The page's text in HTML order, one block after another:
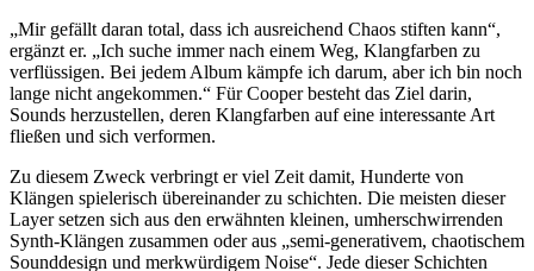
„Mir gefällt daran total, dass ich ausreichend Chaos stiften kann“,
ergänzt er. „Ich suche immer nach einem Weg, Klangfarben zu
verflüssigen. Bei jedem Album kämpfe ich darum, aber ich bin noch
lange nicht angekommen.“ Für Cooper besteht das Ziel darin,
Sounds herzustellen, deren Klangfarben auf eine interessante Art
fließen und sich verformen.
Zu diesem Zweck verbringt er viel Zeit damit, Hunderte von
Klängen spielerisch übereinander zu schichten. Die meisten dieser
Layer setzen sich aus den erwähnten kleinen, umherschwirrenden
Synth-Klängen zusammen oder aus „semi-generativem, chaotischem
Sounddesign und merkwürdigem Noise“. Jede dieser Schichten